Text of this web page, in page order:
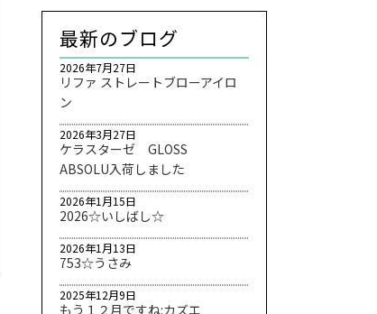
最新のブログ
リファ ストレートブローアイロ
ン
2026年7月27日
ケラスターゼ GLOSS
ABSOLU入荷しました
2026年3月27日
2026☆いしばし☆
2026年1月15日
753☆うさみ
2026年1月13日
もう１２月ですね:カズエ
2025年12月9日